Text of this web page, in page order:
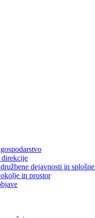
direkcije
dejavnosti in
in prostor